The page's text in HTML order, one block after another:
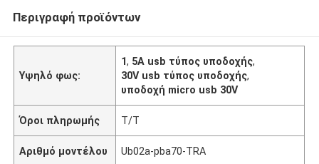
Περιγραφή προϊόντων
Υψηλό φως:
1, 5A usb τύπος υποδοχής,
30V usb τύπος υποδοχής,
υποδοχή micro usb 30V
Όροι πληρωμής T/T
Αριθμό μοντέλου Ub02a-pba70-TRA